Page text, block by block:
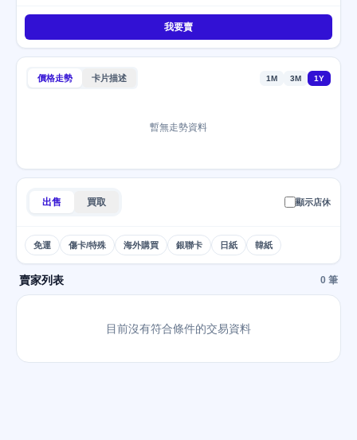
我要賣
價格走勢 卡片描述 1M 3M 1Y
暫無走勢資料
出售 買取 顯示店休
免運 傷卡/特殊 海外購買 銀聯卡 日紙 韓紙
賣家列表 0 筆
目前沒有符合條件的交易資料